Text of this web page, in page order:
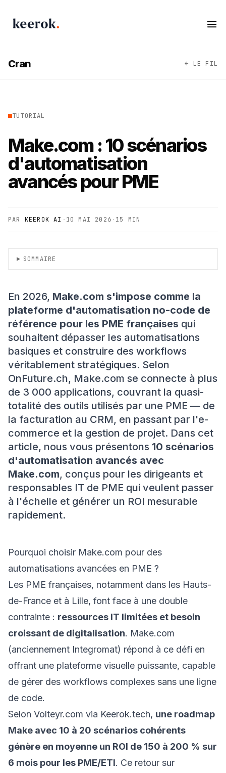
Keerok - Agence Automatisation & IA
Cran ← LE FIL
TUTORIAL
Make.com : 10 scénarios
d'automatisation
avancés pour PME
PAR KEEROK AI · 10 MAI 2026 · 15 MIN
SOMMAIRE
En 2026, Make.com s'impose comme la
plateforme d'automatisation no-code de
référence pour les PME françaises qui
souhaitent dépasser les automatisations
basiques et construire des workflows
véritablement stratégiques. Selon
OnFuture.ch, Make.com se connecte à plus
de 3 000 applications, couvrant la quasi-
totalité des outils utilisés par une PME — de
la facturation au CRM, en passant par l'e-
commerce et la gestion de projet. Dans cet
article, nous vous présentons 10 scénarios
d'automatisation avancés avec
Make.com, conçus pour les dirigeants et
responsables IT de PME qui veulent passer
à l'échelle et générer un ROI mesurable
rapidement.
Pourquoi choisir Make.com pour des
automatisations avancées en PME ?
Les PME françaises, notamment dans les Hauts-
de-France et à Lille, font face à une double
contrainte : ressources IT limitées et besoin
croissant de digitalisation. Make.com
(anciennement Integromat) répond à ce défi en
offrant une plateforme visuelle puissante, capable
de gérer des workflows complexes sans une ligne
de code.
Selon Volteyr.com via Keerok.tech, une roadmap
Make avec 10 à 20 scénarios cohérents
génère en moyenne un ROI de 150 à 200 % sur
6 mois pour les PME/ETI. Ce retour sur